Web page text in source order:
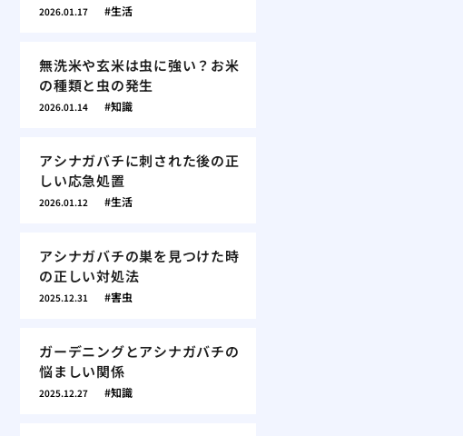
2026.01.17 生活
無洗米や玄米は虫に強い？お米
の種類と虫の発生
2026.01.14 知識
アシナガバチに刺された後の正
しい応急処置
2026.01.12 生活
アシナガバチの巣を見つけた時
の正しい対処法
2025.12.31 害虫
ガーデニングとアシナガバチの
悩ましい関係
2025.12.27 知識